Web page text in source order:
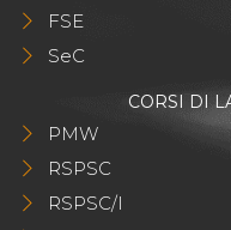
FSE
SeC
CORSI DI
PMW
RSPSC
RSPSC/I